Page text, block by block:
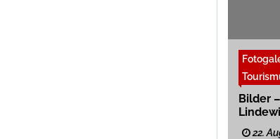
Bilder
22.